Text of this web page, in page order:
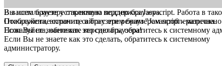
В вашем браузере отключена поддержка Jasvscript. Работа в
Пожалуйста, включите в браузере режим "Javascript -
Если Вы не знаете как это сделать, обратитесь к системному
Вы используете устаревшую версию браузера.
Отображение страниц сайта с этим браузером проблематична.
Пожалуйста, обновите версию браузера!
Если Вы не знаете как это сделать, обратитесь к системному
администратору.